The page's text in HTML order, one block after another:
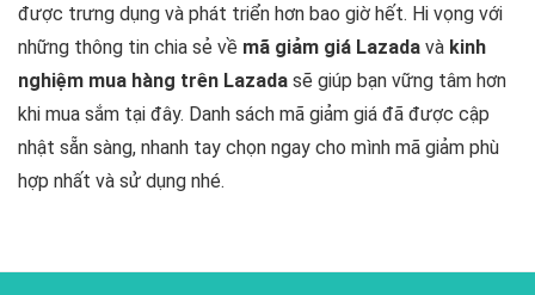
được trưng dụng và phát triển hơn bao giờ hết. Hi vọng với
những thông tin chia sẻ về mã giảm giá Lazada và kinh
nghiệm mua hàng trên Lazada sẽ giúp bạn vững tâm hơn
khi mua sắm tại đây. Danh sách mã giảm giá đã được cập
nhật sẵn sàng, nhanh tay chọn ngay cho mình mã giảm phù
hợp nhất và sử dụng nhé.